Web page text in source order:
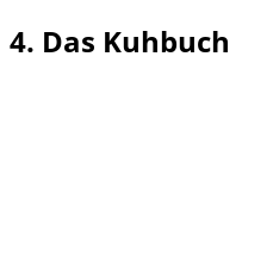
4. Das Kuhbuch